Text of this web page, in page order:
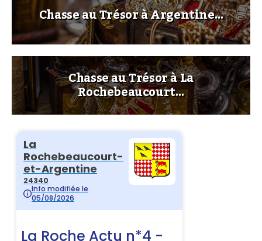
Chasse au Trésor à Argentine…
Chasse au Trésor à La
Rochebeaucourt…